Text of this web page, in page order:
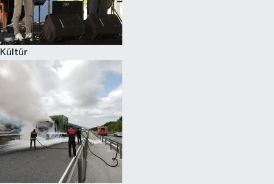
Kültür
Spor
Eğitim
Hava Durumu
Kadın